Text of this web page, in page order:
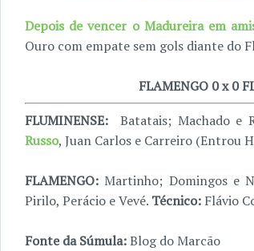
Depois de vencer o Madureira em
Ouro com empate sem gols diante do
FLAMENGO 0 x 0
FLUMINENSE:
Batatais; Machado e
Russo, Juan Carlos e Carreiro (Entrou
FLAMENGO: Martinho; Domingos e
Pirilo, Perácio e Vevé. Técnico: Flávio
Fonte da Súmula:Blog do Marcão